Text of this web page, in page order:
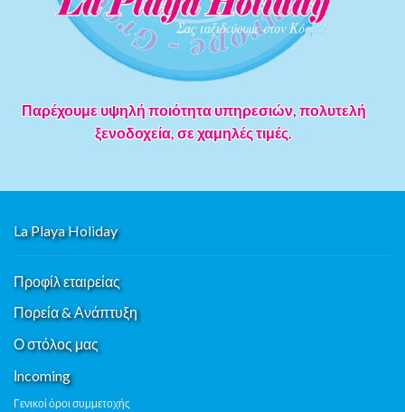
Παρέχουμε υψηλή ποιότητα υπηρεσιών, πολυτελή
ξενοδοχεία, σε χαμηλές τιμές.
La Playa Holiday
Προφίλ εταιρείας
Πορεία & Ανάπτυξη
Ο στόλος μας
Ιncoming
Γενικοί όροι συμμετοχής